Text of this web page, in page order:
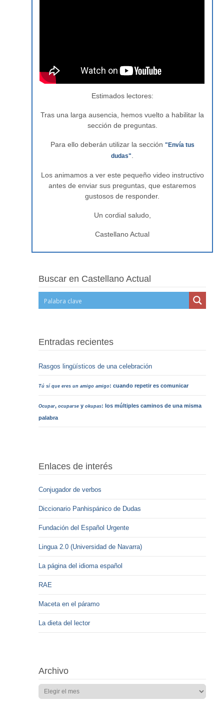
Estimados lectores:
Tras una larga ausencia, hemos vuelto a habilitar la
sección de preguntas.
Para ello deberán utilizar la sección "Envía tus
dudas"
Los animamos a ver este pequeño video instructivo
antes de enviar sus preguntas, que estaremos
gustosos de responder.
Un cordial saludo,
Castellano Actual
Buscar en Castellano Actual
Entradas recientes
Rasgos lingüísticos de una celebración
Tú sí que eres un amigo amigo: cuando repetir es comunicar
Ocupar,ocuparse yokupas: los múltiples caminos de una misma
palabra
Enlaces de interés
Conjugador de verbos
Diccionario Panhispánico de Dudas
Fundación del Español Urgente
Lingua 2.0 (Universidad de Navarra)
La página del idioma español
RAE
Maceta en el páramo
La dieta del lector
Archivo